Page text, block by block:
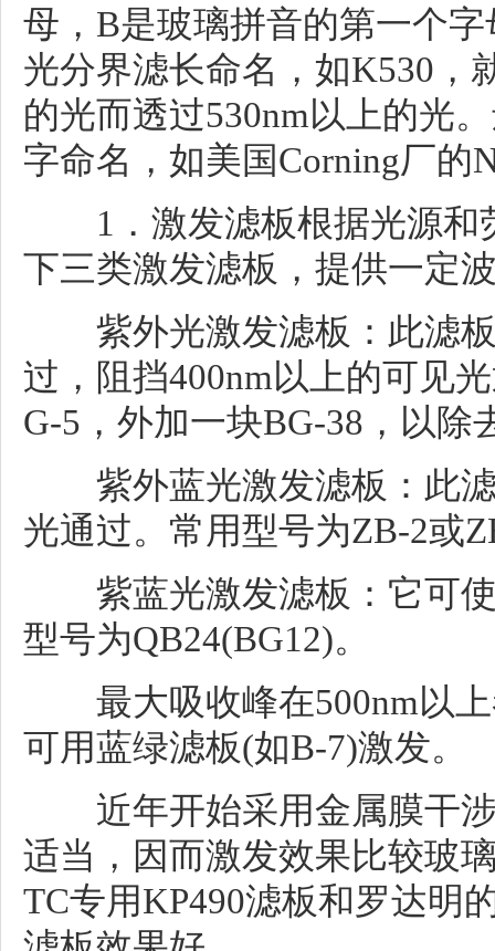
母，B是玻璃拼音的第一个
光分界滤长命名，如K530，
的光而透过530nm以上的光
字命名，如美国Corning厂的
1．激发滤板根据光源和
下三类激发滤板，提供一定
紫外光激发滤板：此滤板
过，阻挡400nm以上的可见
G-5，外加一块BG-38，以除
紫外蓝光激发滤板：此滤
光通过。常用型号为ZB-2或
紫蓝光激发滤板：它可使
型号为QB24(BG12)。
最大吸收峰在500nm以上
可用蓝绿滤板(如B-7)激发。
近年开始采用金属膜干涉
适当，因而激发效果比较玻
TC专用KP490滤板和罗达明